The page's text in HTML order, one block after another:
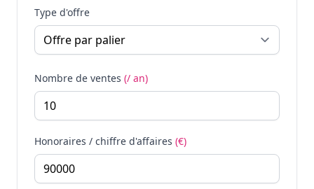
Type d'offre
Nombre de ventes (/ an)
Honoraires / chiffre d'affaires (€)